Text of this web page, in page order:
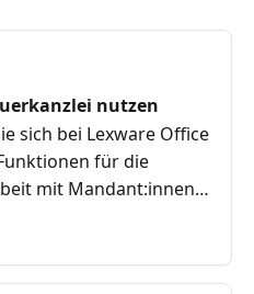
nutzen
sich bei Lexware Office
für die
mit Mandant:innen